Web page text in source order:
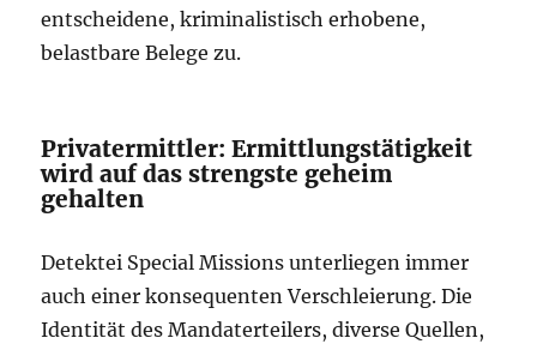
entscheidene, kriminalistisch erhobene,
belastbare Belege zu.
Privatermittler: Ermittlungstätigkeit
wird auf das strengste geheim
gehalten
Detektei Special Missions unterliegen immer
auch einer konsequenten Verschleierung. Die
Identität des Mandaterteilers, diverse Quellen,